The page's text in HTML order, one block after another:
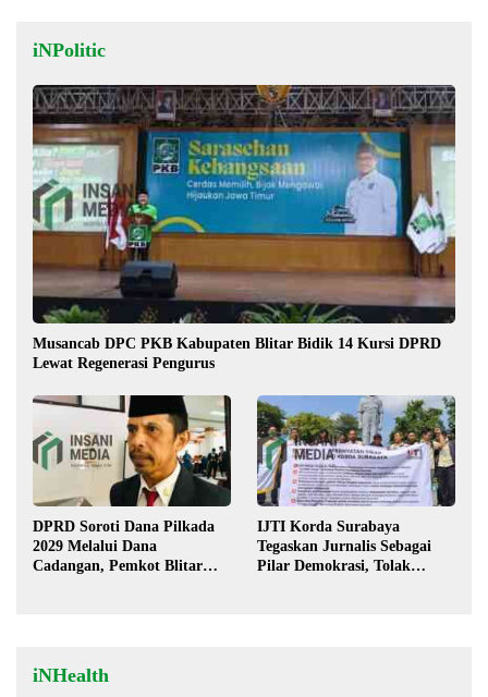
iNPolitic
Musancab DPC PKB Kabupaten Blitar Bidik 14 Kursi DPRD
Lewat Regenerasi Pengurus
DPRD Soroti Dana Pilkada
2029 Melalui Dana
Cadangan, Pemkot Blitar
IJTI Korda Surabaya
Tegaskan Jurnalis Sebagai
Pilar Demokrasi, Tolak
iNHealth